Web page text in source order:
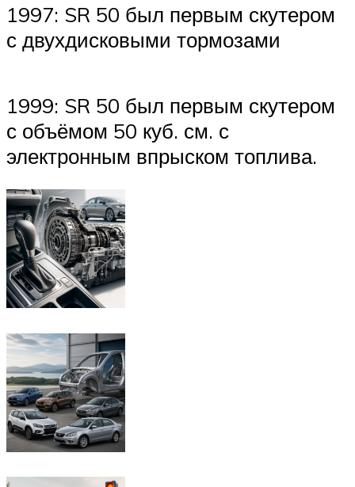
1997: SR 50 был первым скутером
с двухдисковыми тормозами
1999: SR 50 был первым скутером
с объёмом 50 куб. см. с
электронным впрыском топлива.